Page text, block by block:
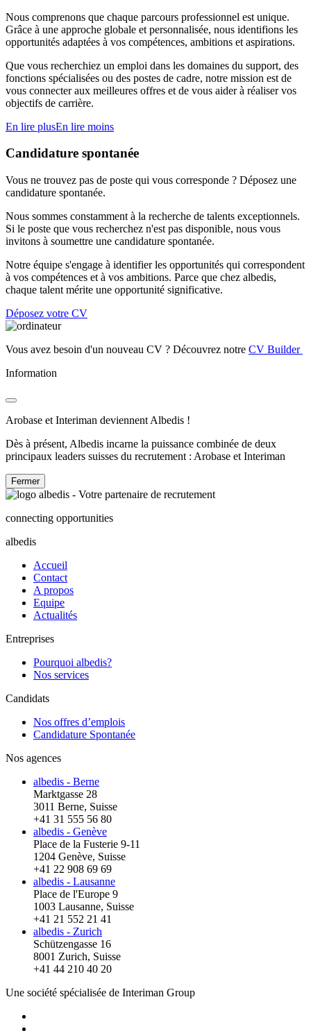
Nous comprenons que chaque parcours professionnel est unique.
Grâce à une approche globale et personnalisée, nous identifions les
opportunités adaptées à vos compétences, ambitions et aspirations.
Que vous recherchiez un emploi dans les domaines du support, des
fonctions spécialisées ou des postes de cadre, notre mission est de
vous connecter aux meilleures offres et de vous aider à réaliser vos
objectifs de carrière.
En lire plusEn lire moins
Candidature spontanée
Vous ne trouvez pas de poste qui vous corresponde ? Déposez une
candidature spontanée.
Nous sommes constamment à la recherche de talents exceptionnels.
Si le poste que vous recherchez n'est pas disponible, nous vous
invitons à soumettre une candidature spontanée.
Notre équipe s'engage à identifier les opportunités qui correspondent
à vos compétences et à vos ambitions. Parce que chez albedis,
chaque talent mérite une opportunité significative.
Déposez votre CV
Vous avez besoin d'un nouveau CV ? Découvrez notre CV Builder
Information
Arobase et Interiman deviennent Albedis !
Dès à présent, Albedis incarne la puissance combinée de deux
principaux leaders suisses du recrutement : Arobase et Interiman
Fermer
connecting opportunities
albedis
Accueil
Contact
A propos
Equipe
Actualités
Entreprises
Pourquoi albedis?
Nos services
Candidats
Nos offres d’emplois
Candidature Spontanée
Nos agences
albedis - Berne
Marktgasse 28
3011 Berne, Suisse
+41 31 555 56 80
albedis - Genève
Place de la Fusterie 9-11
1204 Genève, Suisse
+41 22 908 69 69
albedis - Lausanne
Place de l'Europe 9
1003 Lausanne, Suisse
+41 21 552 21 41
albedis - Zurich
Schützengasse 16
8001 Zurich, Suisse
+41 44 210 40 20
Une société spécialisée de Interiman Group